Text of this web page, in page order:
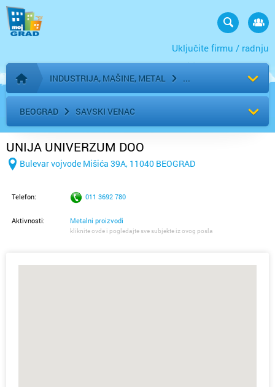
Uključite firmu / radnju
Početna stranica
INDUSTRIJA, MAŠINE, METAL
BEOGRAD SAVSKI VENAC
UNIJA UNIVERZUM DOO
Bulevar vojvode Mišića 39A, 11040 BEOGRAD
Telefon: 011 3692 780
Aktivnosti: Metalni proizvodi
kliknite ovde i pogledajte sve subjekte iz ovog posla